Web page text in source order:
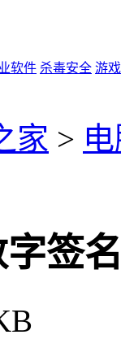
软件 杀毒安全 游
家 >
签